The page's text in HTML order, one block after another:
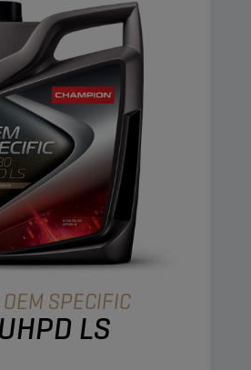
OEM SPECIFIC
LS